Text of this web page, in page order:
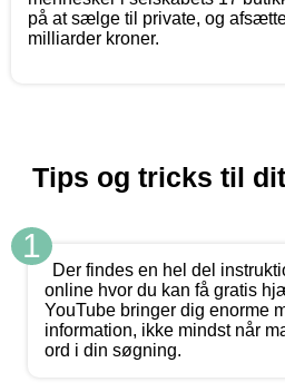
på at sælge til private, og
milliarder kroner.
Tips og tricks til
1
Der findes en hel del
online hvor du kan få gratis
YouTube bringer dig enorme
information, ikke mindst når
ord i din søgning.